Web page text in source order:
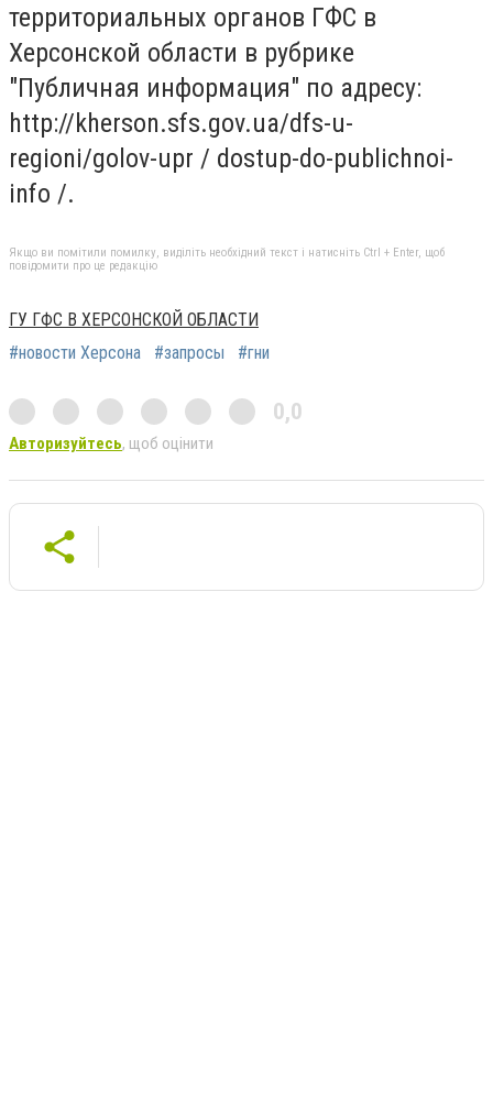
территориальных органов ГФС в
Херсонской области в рубрике
"Публичная информация" по адресу:
http://kherson.sfs.gov.ua/dfs-u-
regioni/golov-upr / dostup-do-publichnoi-
info /.
Якщо ви помітили помилку, виділіть необхідний текст і натисніть Ctrl + Enter, щоб
повідомити про це редакцію
ГУ ГФС В ХЕРСОНСКОЙ ОБЛАСТИ
#новости Херсона
#запросы #гни
0,0
Авторизуйтесь, щоб оцінити